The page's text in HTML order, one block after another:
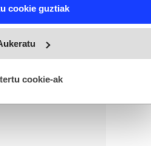
in thedetails section
Zure esperientzia eta zerbitzuak
Gehiago irakurri
cookie guztiak
cookie-ak